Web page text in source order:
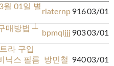
월 01일 별
rlaternp 91603/01
매방법 ┴
bpmqljjj 90303/01
라 구입
닉스 필름
방민철 94003/01